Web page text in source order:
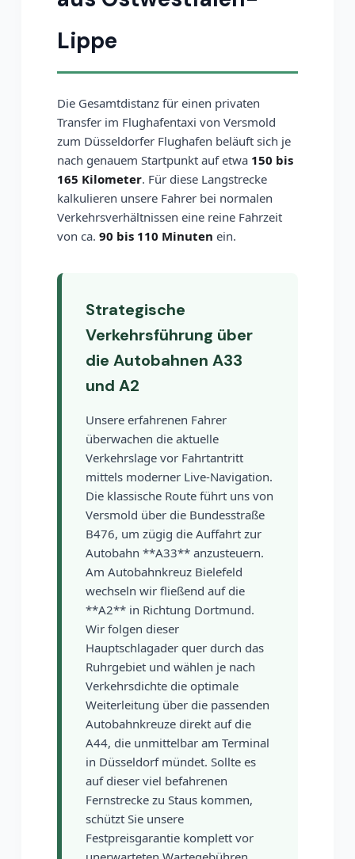
Lippe
Die Gesamtdistanz für einen privaten
Transfer im Flughafentaxi von Versmold
zum Düsseldorfer Flughafen beläuft sich je
nach genauem Startpunkt auf etwa 150 bis
165 Kilometer. Für diese Langstrecke
kalkulieren unsere Fahrer bei normalen
Verkehrsverhältnissen eine reine Fahrzeit
von ca. 90 bis 110 Minuten ein.
Strategische
Verkehrsführung über
die Autobahnen A33
und A2
Unsere erfahrenen Fahrer
überwachen die aktuelle
Verkehrslage vor Fahrtantritt
mittels moderner Live-Navigation.
Die klassische Route führt uns von
Versmold über die Bundesstraße
B476, um zügig die Auffahrt zur
Autobahn **A33** anzusteuern.
Am Autobahnkreuz Bielefeld
wechseln wir fließend auf die
**A2** in Richtung Dortmund.
Wir folgen dieser
Hauptschlagader quer durch das
Ruhrgebiet und wählen je nach
Verkehrsdichte die optimale
Weiterleitung über die passenden
Autobahnkreuze direkt auf die
A44, die unmittelbar am Terminal
in Düsseldorf mündet. Sollte es
auf dieser viel befahrenen
Fernstrecke zu Staus kommen,
schützt Sie unsere
Festpreisgarantie komplett vor